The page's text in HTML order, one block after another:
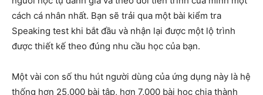
cách cá nhân nhất. Bạn sẽ trải qua một bài kiểm tra
Speaking test khi bắt đầu và nhận lại được một lộ trình
được thiết kế theo đúng nhu cầu học của bạn.
Một vài con số thu hút người dùng của ứng dụng này là hệ
thống hơn 25,000 bài tập, hơn 7,000 bài học chia thành